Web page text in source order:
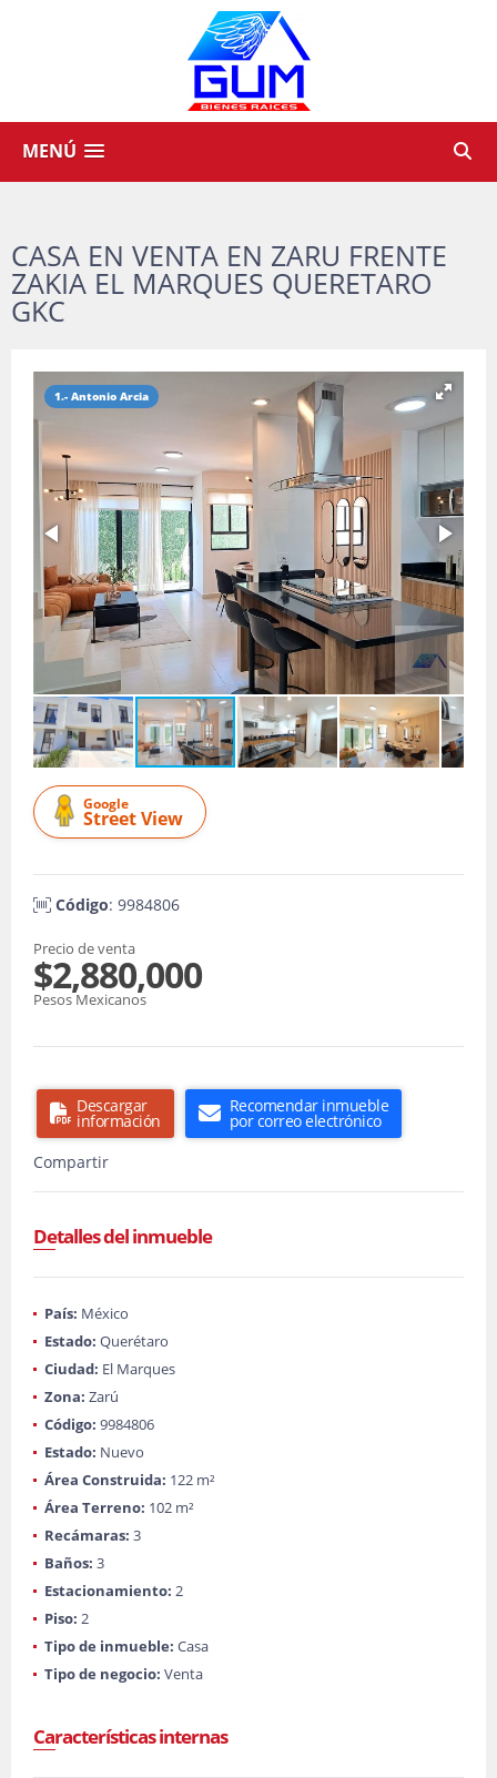
MENÚ
CASA EN VENTA EN ZARU FRENTE
ZAKIA EL MARQUES QUERETARO
GKC
1.- Antonio Arcia
Google
Street View
Código: 9984806
Precio de venta
$2,880,000
Pesos Mexicanos
Descargar
información
Recomendar inmueble
por correo electrónico
Compartir
Detalles del inmueble
País: México
Estado: Querétaro
Ciudad: El Marques
Zona: Zarú
Código: 9984806
Estado: Nuevo
Área Construida: 122 m²
Área Terreno: 102 m²
Recámaras: 3
Baños: 3
Estacionamiento: 2
Piso: 2
Tipo de inmueble: Casa
Tipo de negocio: Venta
Características internas